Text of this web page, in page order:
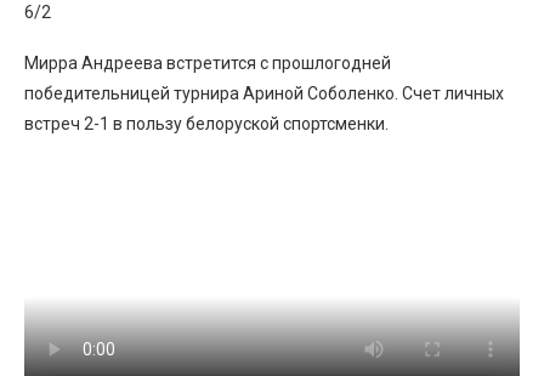
6/2
Мирра Андреева встретится с прошлогодней
победительницей турнира Ариной Соболенко. Счет личных
встреч 2-1 в пользу белоруской спортсменки.